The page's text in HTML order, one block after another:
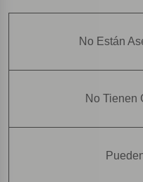
No Están
No Tienen